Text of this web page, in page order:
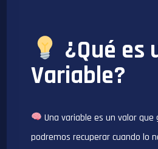
¿Qué es
Variable?
Una variable es un valor
podremos recuperar cuando lo